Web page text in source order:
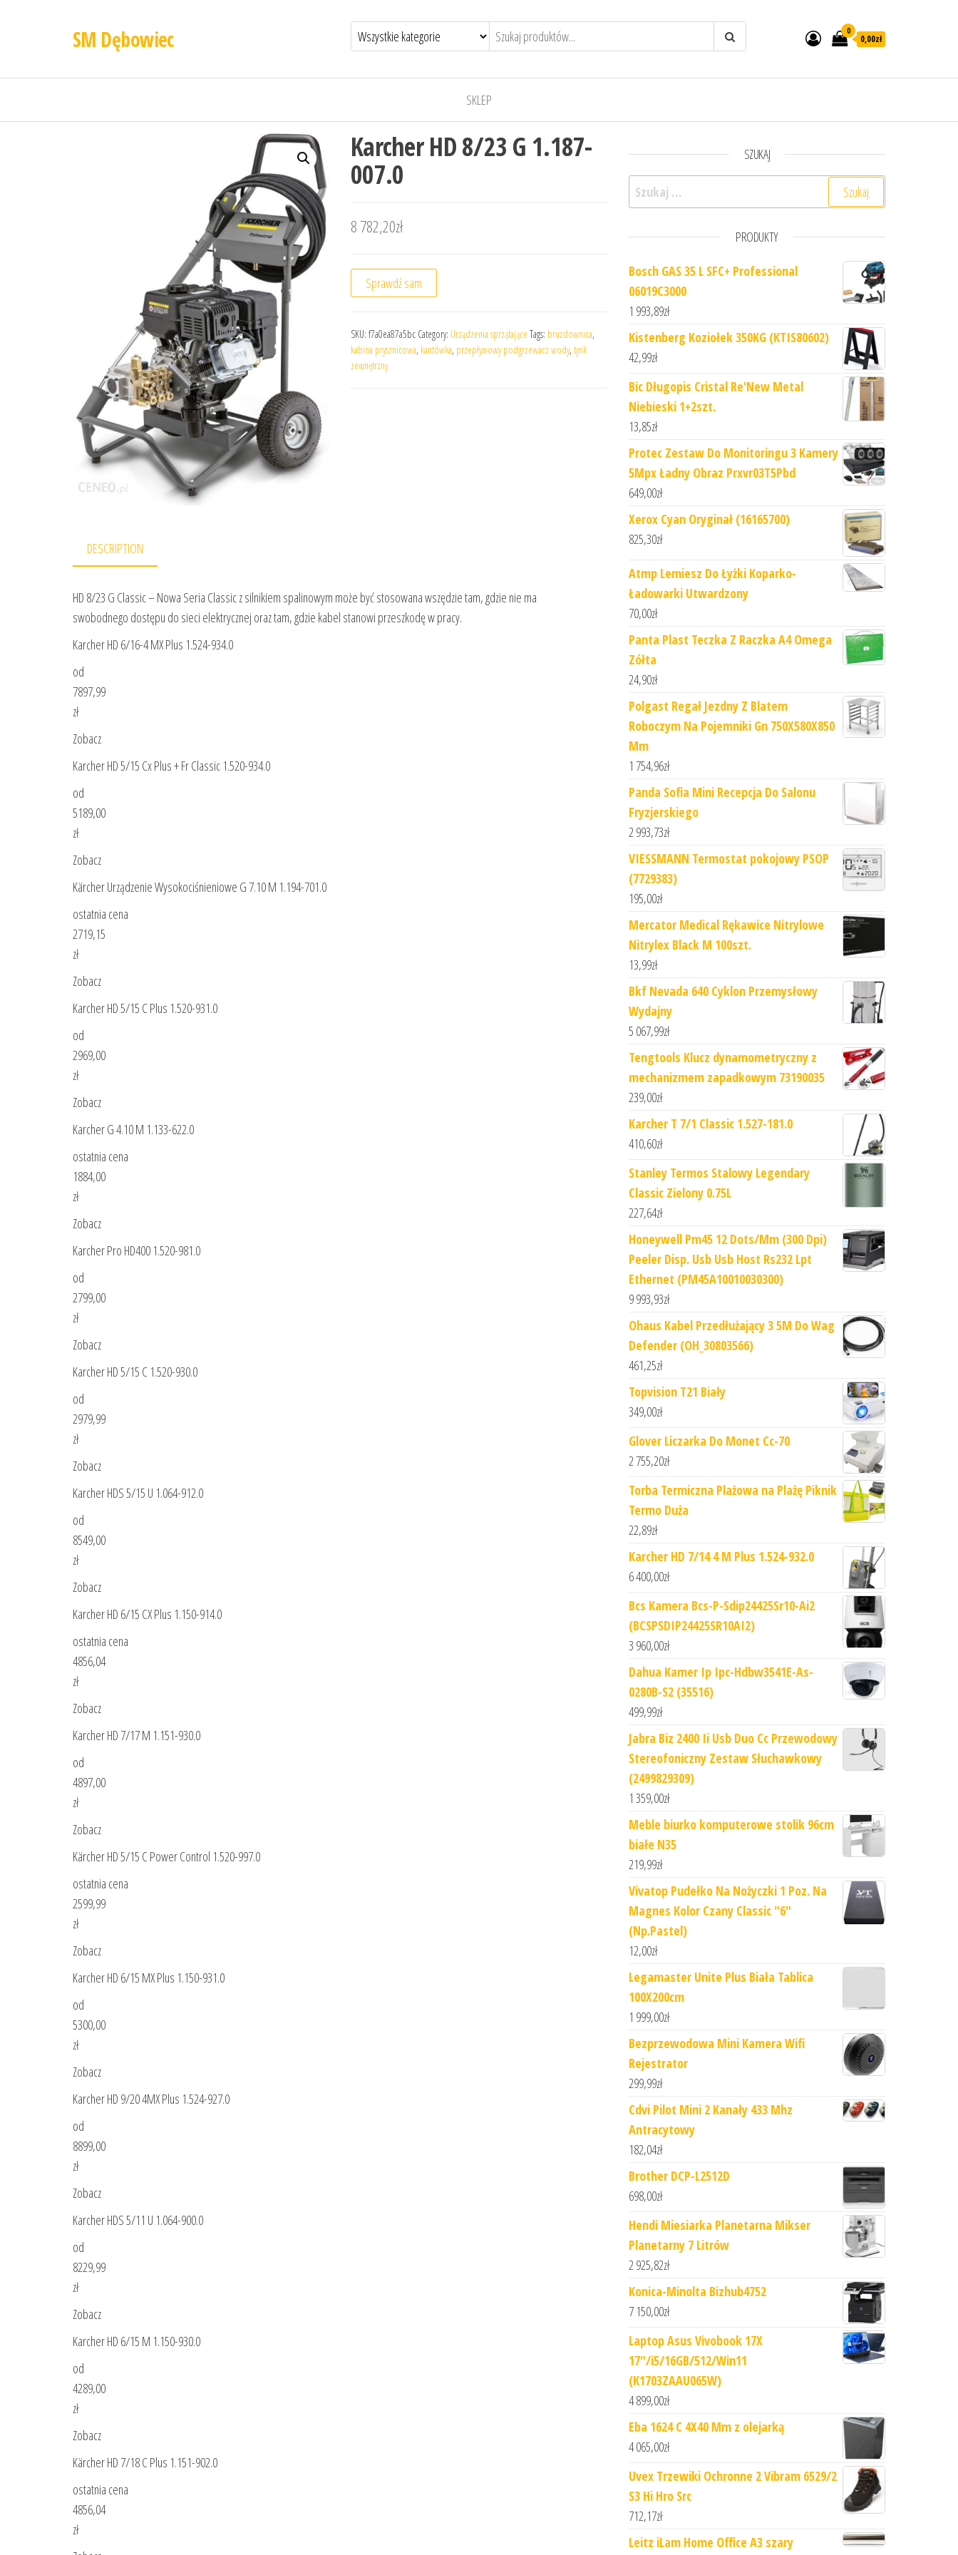
SM Dębowiec 0
0,00zł
SKLEP
Karcher HD 8/23 G 1.187-
007.0
8 782,20zł
Sprawdź sam
SKU: f7a0ea87a5bc Category: Urządzenia sprzątające Tags: bruzdownica,
kabina prysznicowa, kantówka, przepływowy podgrzewacz wody, tynk
zewnętrzny
DESCRIPTION
HD 8/23 G Classic – Nowa Seria Classic z silnikiem spalinowym może być stosowana wszędzie tam, gdzie nie ma
swobodnego dostępu do sieci elektrycznej oraz tam, gdzie kabel stanowi przeszkodę w pracy.
Karcher HD 6/16-4 MX Plus 1.524-934.0
od
7897,99
zł
Zobacz
Karcher HD 5/15 Cx Plus + Fr Classic 1.520-934.0
od
5189,00
zł
Zobacz
Kärcher Urządzenie Wysokociśnieniowe G 7.10 M 1.194-701.0
ostatnia cena
2719,15
zł
Zobacz
Karcher HD 5/15 C Plus 1.520-931.0
od
2969,00
zł
Zobacz
Karcher G 4.10 M 1.133-622.0
ostatnia cena
1884,00
zł
Zobacz
Karcher Pro HD400 1.520-981.0
od
2799,00
zł
Zobacz
Karcher HD 5/15 C 1.520-930.0
od
2979,99
zł
Zobacz
Karcher HDS 5/15 U 1.064-912.0
od
8549,00
zł
Zobacz
Karcher HD 6/15 CX Plus 1.150-914.0
ostatnia cena
4856,04
zł
Zobacz
Karcher HD 7/17 M 1.151-930.0
od
4897,00
zł
Zobacz
Kärcher HD 5/15 C Power Control 1.520-997.0
ostatnia cena
2599,99
zł
Zobacz
Karcher HD 6/15 MX Plus 1.150-931.0
od
5300,00
zł
Zobacz
Karcher HD 9/20 4MX Plus 1.524-927.0
od
8899,00
zł
Zobacz
Karcher HDS 5/11 U 1.064-900.0
od
8229,99
zł
Zobacz
Karcher HD 6/15 M 1.150-930.0
od
4289,00
zł
Zobacz
Kärcher HD 7/18 C Plus 1.151-902.0
ostatnia cena
4856,04
zł
SZUKAJ
Szukaj:
PRODUKTY
Bosch GAS 35 L SFC+ Professional
06019C3000
1 993,89zł
Kistenberg Koziołek 350KG (KTIS80602)
42,99zł
Bic Długopis Cristal Re'New Metal
Niebieski 1+2szt.
13,85zł
Protec Zestaw Do Monitoringu 3 Kamery
5Mpx Ładny Obraz Prxvr03T5Pbd
649,00zł
Xerox Cyan Oryginał (16165700)
825,30zł
Atmp Lemiesz Do Łyżki Koparko-
Ładowarki Utwardzony
70,00zł
Panta Plast Teczka Z Raczka A4 Omega
Zółta
24,90zł
Polgast Regał Jezdny Z Blatem
Roboczym Na Pojemniki Gn 750X580X850
Mm
1 754,96zł
Panda Sofia Mini Recepcja Do Salonu
Fryzjerskiego
2 993,73zł
VIESSMANN Termostat pokojowy PSOP
(7729383)
195,00zł
Mercator Medical Rękawice Nitrylowe
Nitrylex Black M 100szt.
13,99zł
Bkf Nevada 640 Cyklon Przemysłowy
Wydajny
5 067,99zł
Tengtools Klucz dynamometryczny z
mechanizmem zapadkowym 73190035
239,00zł
Karcher T 7/1 Classic 1.527-181.0
410,60zł
Stanley Termos Stalowy Legendary
Classic Zielony 0.75L
227,64zł
Honeywell Pm45 12 Dots/Mm (300 Dpi)
Peeler Disp. Usb Usb Host Rs232 Lpt
Ethernet (PM45A10010030300)
9 993,93zł
Ohaus Kabel Przedłużający 3 5M Do Wag
Defender (OH_30803566)
461,25zł
Topvision T21 Biały
349,00zł
Glover Liczarka Do Monet Cc-70
2 755,20zł
Torba Termiczna Plażowa na Plażę Piknik
Termo Duża
22,89zł
Karcher HD 7/14 4 M Plus 1.524-932.0
6 400,00zł
Bcs Kamera Bcs-P-Sdip24425Sr10-Ai2
(BCSPSDIP24425SR10AI2)
3 960,00zł
Dahua Kamer Ip Ipc-Hdbw3541E-As-
0280B-S2 (35516)
499,99zł
Jabra Biz 2400 Ii Usb Duo Cc Przewodowy
Stereofoniczny Zestaw Słuchawkowy
(2499829309)
1 359,00zł
Meble biurko komputerowe stolik 96cm
białe N35
219,99zł
Vivatop Pudełko Na Nożyczki 1 Poz. Na
Magnes Kolor Czany Classic "6"
(Np.Pastel)
12,00zł
Legamaster Unite Plus Biała Tablica
100X200cm
1 999,00zł
Bezprzewodowa Mini Kamera Wifi
Rejestrator
299,99zł
Cdvi Pilot Mini 2 Kanały 433 Mhz
Antracytowy
182,04zł
Brother DCP-L2512D
698,00zł
Hendi Miesiarka Planetarna Mikser
Planetarny 7 Litrów
2 925,82zł
Konica-Minolta Bizhub4752
7 150,00zł
Laptop Asus Vivobook 17X
17"/i5/16GB/512/Win11
(K1703ZAAU065W)
4 899,00zł
Eba 1624 C 4X40 Mm z olejarką
4 065,00zł
Uvex Trzewiki Ochronne 2 Vibram 6529/2
S3 Hi Hro Src
712,17zł
Leitz iLam Home Office A3 szary